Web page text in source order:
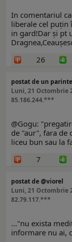
In comentariul
liberale cel puțin
in gard!Dar și pt
26
postat de un
Luni, 21 Octombrie
85.186.244.***
@Gogu:
de "aur", fara de
liceu bun sau la
7
postat de @viorel
Luni, 21 Octombrie
82.79.117.***
..."nu exista
informare nu ai,